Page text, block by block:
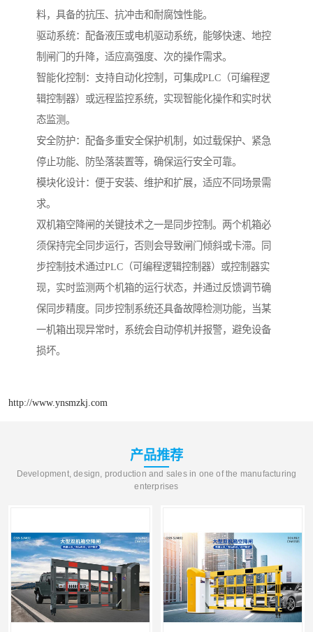
料，具备的抗压、抗冲击和耐腐蚀性能。
驱动系统：配备液压或电机驱动系统，能够快速、地控
制闸门的升降，适应高强度、次的操作需求。
智能化控制：支持自动化控制，可集成PLC（可编程逻
辑控制器）或远程监控系统，实现智能化操作和实时状
态监测。
安全防护：配备多重安全保护机制，如过载保护、紧急
停止功能、防坠落装置等，确保运行安全可靠。
模块化设计：便于安装、维护和扩展，适应不同场景需
求。
双机箱空降闸的关键技术之一是同步控制。两个机箱必
须保持完全同步运行，否则会导致闸门倾斜或卡滞。同
步控制技术通过PLC（可编程逻辑控制器）或控制器实
现，实时监测两个机箱的运行状态，并通过反馈调节确
保同步精度。同步控制系统还具备故障检测功能，当某
一机箱出现异常时，系统会自动停机并报警，避免设备
损坏。
http://www.ynsmzkj.com
产品推荐
Development, design, production and sales in one of the manufacturing
enterprises